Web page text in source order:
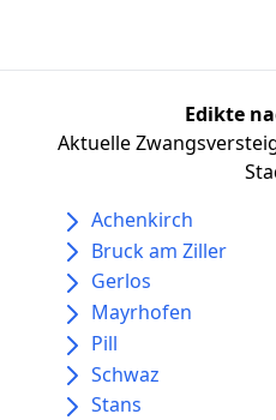
Edikte
Aktuelle
Achenkirch
Bruck am Ziller
Gerlos
Mayrhofen
Pill
Schwaz
Stans